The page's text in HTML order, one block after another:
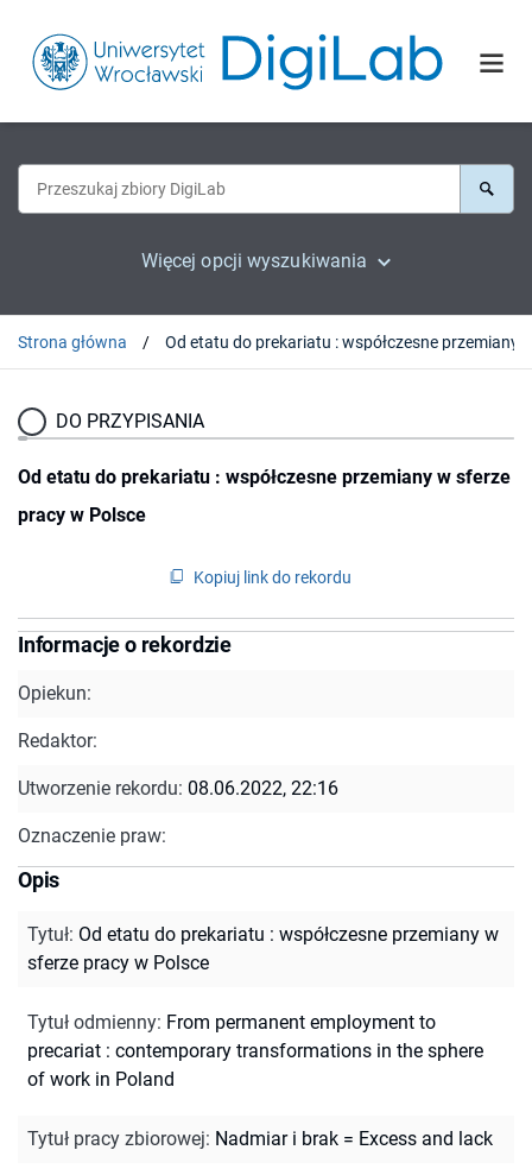
Więcej opcji wyszukiwania
Strona główna
DO PRZYPISANIA
Od etatu do prekariatu : współczesne przemiany w sferze
pracy w Polsce
Kopiuj link do rekordu
Informacje o rekordzie
Opiekun:
Redaktor:
Utworzenie rekordu: 08.06.2022, 22:16
Oznaczenie praw:
Opis
Tytuł: Od etatu do prekariatu : współczesne przemiany w
sferze pracy w Polsce
Tytuł odmienny: From permanent employment to
precariat : contemporary transformations in the sphere
of work in Poland
Tytuł pracy zbiorowej: Nadmiar i brak = Excess and lack